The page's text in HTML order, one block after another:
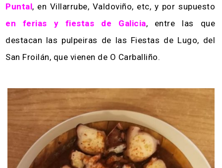
Puntal, en Villarrube, Valdoviño, etc, y por supuesto
en ferias y fiestas de Galicia, entre las que
destacan las pulpeiras de las Fiestas de Lugo, del
San Froilán, que vienen de O Carballiño.